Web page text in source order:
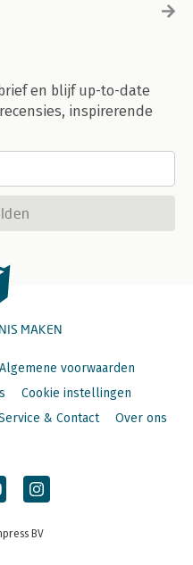
en blijf up-to-date
inspirerende
MAKEN
Algemene voorwaarden
Cookie instellingen
& Contact Over ons
BV